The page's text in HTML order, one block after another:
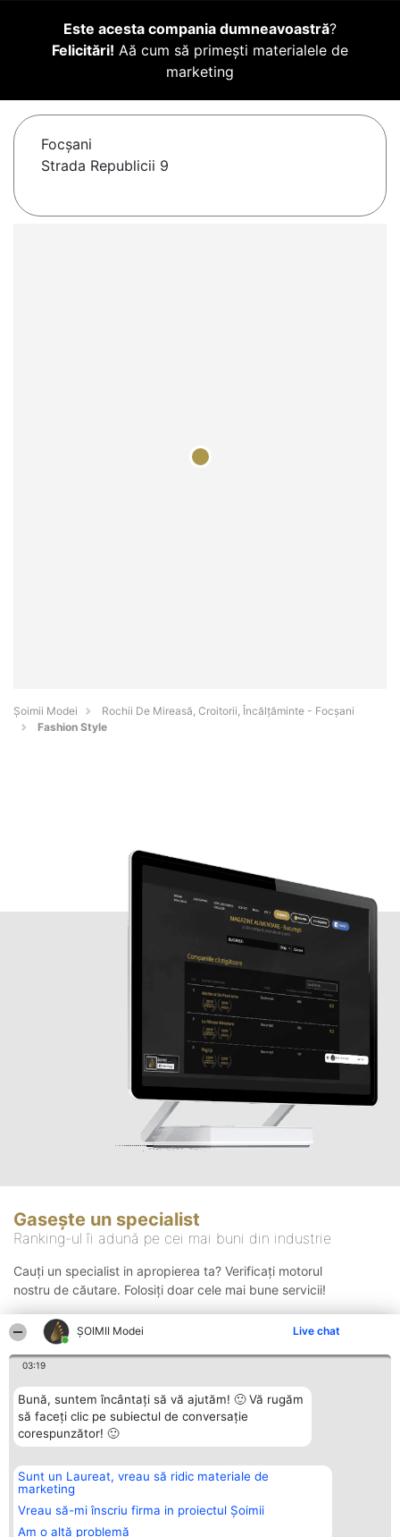
ȘOIMII Modei Live chat
03:19
Bună, suntem încântați să vă ajutăm! 🙂 Vă rugăm
să faceți clic pe subiectul de conversație
corespunzător! 🙂
Sunt un Laureat, vreau să ridic materiale de
marketing
Vreau să-mi înscriu firma in proiectul Șoimii
Am o altă problemă
Este acesta compania dumneavoastră?
Felicitări! Aă cum să primești materialele de
marketing
Focşani
Strada Republicii 9
Șoimii Modei
Rochii De Mireasă, Croitorii, Încălțăminte - Focşani
Fashion Style
Gasește un specialist
Ranking-ul îi adună pe cei mai buni din industrie
Cauți un specialist in apropierea ta? Verificați motorul
nostru de căutare. Folosiți doar cele mai bune servicii!
Organizator Ranking
BRIGHT SOLUTIONS BR SRL
Aleea Timisul De Sus 2 Bl. A30
Sc. A Et. 4 Ap. 13 Cod 061952
București
Plebiscyt
Lista Tuturor
Laureaților
Contact